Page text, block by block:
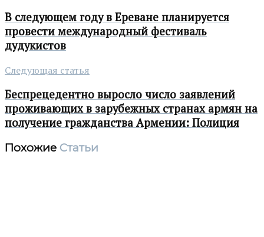
В следующем году в Ереване планируется
провести международный фестиваль
дудукистов
Следующая статья
Беспрецедентно выросло число заявлений
проживающих в зарубежных странах армян на
получение гражданства Армении: Полиция
Похожие Статьи